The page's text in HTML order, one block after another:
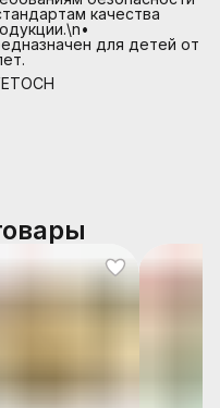
качества
для детей от